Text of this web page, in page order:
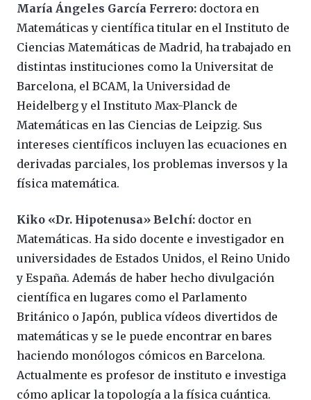
María Ángeles García Ferrero: doctora en
Matemáticas y científica titular en el Instituto de
Ciencias Matemáticas de Madrid, ha trabajado en
distintas instituciones como la Universitat de
Barcelona, el BCAM, la Universidad de
Heidelberg y el Instituto Max-Planck de
Matemáticas en las Ciencias de Leipzig. Sus
intereses científicos incluyen las ecuaciones en
derivadas parciales, los problemas inversos y la
física matemática.
Kiko «Dr. Hipotenusa» Belchí: doctor en
Matemáticas. Ha sido docente e investigador en
universidades de Estados Unidos, el Reino Unido
y España. Además de haber hecho divulgación
científica en lugares como el Parlamento
Británico o Japón, publica vídeos divertidos de
matemáticas y se le puede encontrar en bares
haciendo monólogos cómicos en Barcelona.
Actualmente es profesor de instituto e investiga
cómo aplicar la topología a la física cuántica.